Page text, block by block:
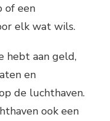
of een
elk wat wils.
hebt aan geld,
en
de luchthaven.
ook een